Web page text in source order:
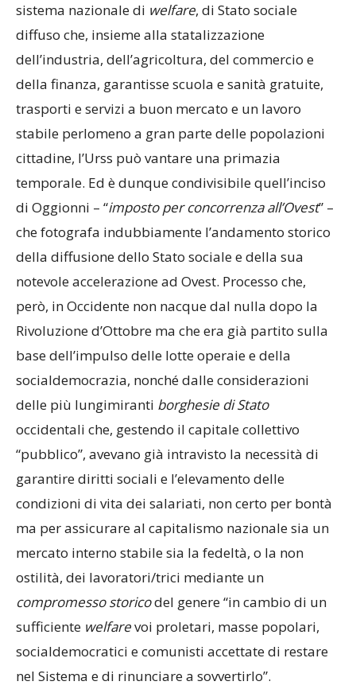
sistema nazionale di welfare, di Stato sociale
diffuso che, insieme alla statalizzazione
dell’industria, dell’agricoltura, del commercio e
della finanza, garantisse scuola e sanità gratuite,
trasporti e servizi a buon mercato e un lavoro
stabile perlomeno a gran parte delle popolazioni
cittadine, l’Urss può vantare una primazia
temporale. Ed è dunque condivisibile quell’inciso
di Oggionni – “imposto per concorrenza all’Ovest” –
che fotografa indubbiamente l’andamento storico
della diffusione dello Stato sociale e della sua
notevole accelerazione ad Ovest. Processo che,
però, in Occidente non nacque dal nulla dopo la
Rivoluzione d’Ottobre ma che era già partito sulla
base dell’impulso delle lotte operaie e della
socialdemocrazia, nonché dalle considerazioni
delle più lungimiranti borghesie di Stato
occidentali che, gestendo il capitale collettivo
“pubblico”, avevano già intravisto la necessità di
garantire diritti sociali e l’elevamento delle
condizioni di vita dei salariati, non certo per bontà
ma per assicurare al capitalismo nazionale sia un
mercato interno stabile sia la fedeltà, o la non
ostilità, dei lavoratori/trici mediante un
compromesso storicodel genere “in cambio di un
sufficiente welfarevoi proletari, masse popolari,
socialdemocratici e comunisti accettate di restare
nel Sistema e di rinunciare a sovvertirlo”.